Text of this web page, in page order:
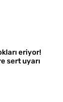
eriyor!
sert uyarı